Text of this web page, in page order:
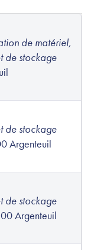
de matériel,
de stockage
de stockage
Argenteuil
de stockage
Argenteuil